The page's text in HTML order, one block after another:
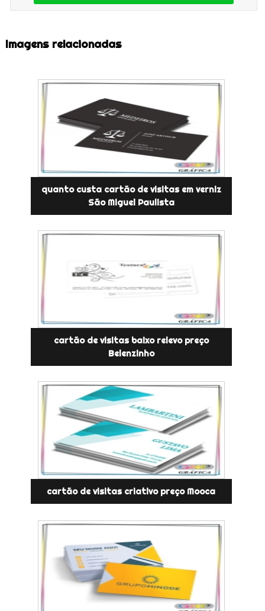
Imagens relacionadas
quanto custa cartão de visitas em verniz
São Miguel Paulista
cartão de visitas baixo relevo preço
Belenzinho
cartão de visitas criativo preço Mooca